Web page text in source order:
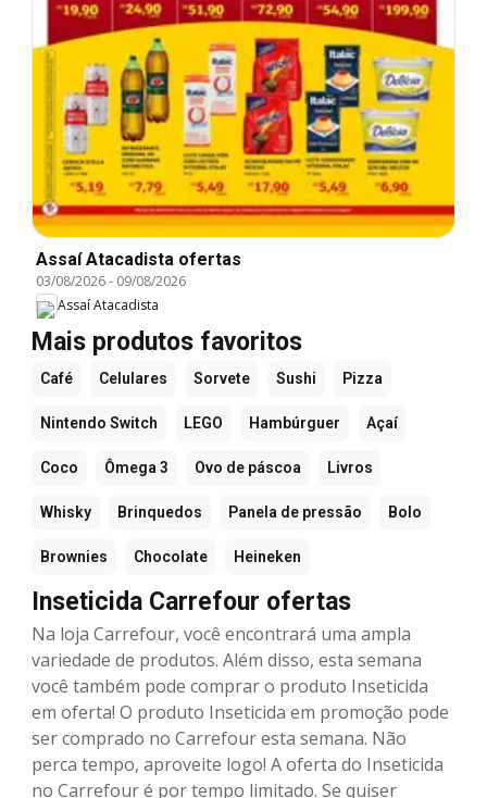
Assaí Atacadista ofertas
03/08/2026- 09/08/2026
Assaí Atacadista
Mais produtos favoritos
Café Celulares Sorvete Sushi Pizza
Nintendo Switch LEGO Hambúrguer Açaí
Coco Ômega 3 Ovo de páscoa Livros
Whisky Brinquedos Panela de pressão Bolo
Brownies Chocolate Heineken
Inseticida Carrefour ofertas
Na loja Carrefour, você encontrará uma ampla
variedade de produtos. Além disso, esta semana
você também pode comprar o produto Inseticida
em oferta! O produto Inseticida em promoção pode
ser comprado no Carrefour esta semana. Não
perca tempo, aproveite logo! A oferta do Inseticida
no Carrefour é por tempo limitado. Se quiser